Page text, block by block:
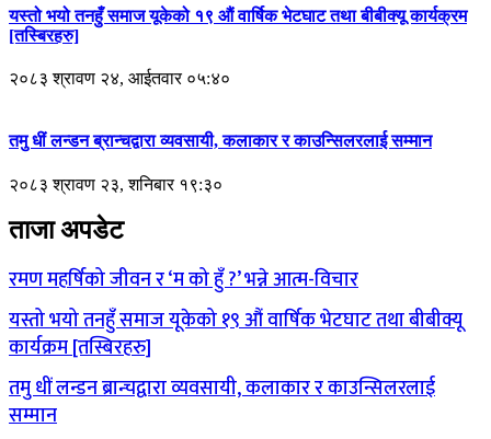
यस्तो भयो तनहुँ समाज यूकेको १९ औं वार्षिक भेटघाट तथा बीबीक्यू कार्यक्रम
[तस्बिरहरु]
२०८३ श्रावण २४, आईतवार ०५:४०
तमु धीं लन्डन ब्रान्चद्वारा व्यवसायी, कलाकार र काउन्सिलरलाई सम्मान
२०८३ श्रावण २३, शनिबार १९:३०
ताजा अपडेट
रमण महर्षिको जीवन र ‘म को हुँ ?’ भन्ने आत्म-विचार
यस्तो भयो तनहुँ समाज यूकेको १९ औं वार्षिक भेटघाट तथा बीबीक्यू
कार्यक्रम [तस्बिरहरु]
तमु धीं लन्डन ब्रान्चद्वारा व्यवसायी, कलाकार र काउन्सिलरलाई
सम्मान